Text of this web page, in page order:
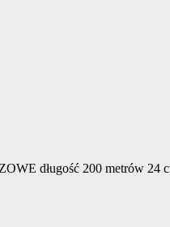
długość 200 metrów 24